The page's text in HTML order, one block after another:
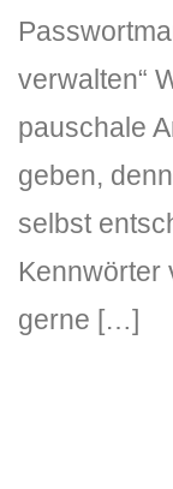
verwalten“
pauschale
geben,
selbst
Kennwörter
gerne […]